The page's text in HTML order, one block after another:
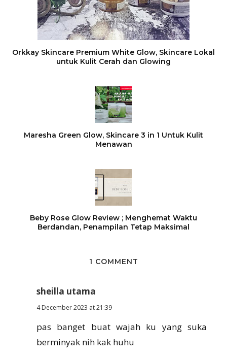
Orkkay Skincare Premium White Glow, Skincare Lokal
untuk Kulit Cerah dan Glowing
Maresha Green Glow, Skincare 3 in 1 Untuk Kulit
Menawan
Beby Rose Glow Review ; Menghemat Waktu
Berdandan, Penampilan Tetap Maksimal
1 COMMENT
sheilla utama
4 December 2023 at 21:39
pas banget buat wajah ku yang suka
berminyak nih kak huhu